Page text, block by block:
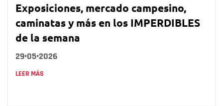
Exposiciones, mercado campesino,
caminatas y más en los IMPERDIBLES
de la semana
29•05•2026
LEER MÁS